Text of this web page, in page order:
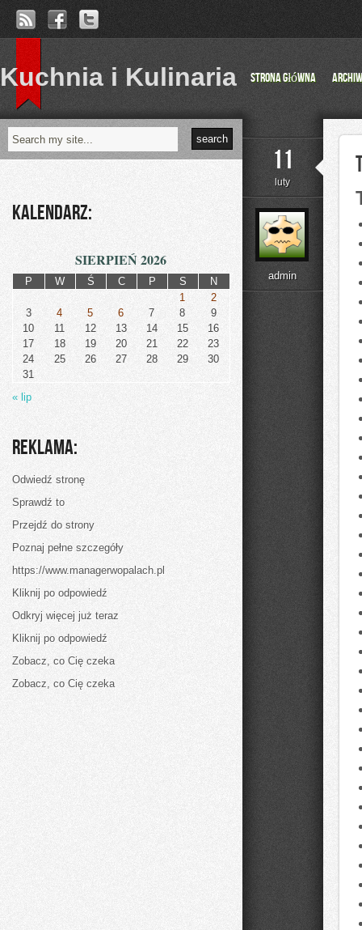
Kuchnia i Kulinaria Strona główna
11
luty
admin
Kalendarz:
SIERPIEŃ 2026
P W Ś C P S
N
1
2
3
4 5 6 7 8
9
10
11 12 13 14 15
16
17
18 19 20 21 22
23
24
25 26 27 28 29
30
31
« lip
Reklama:
Odwiedź stronę
Sprawdź to
Przejdź do strony
Poznaj pełne szczegóły
https://www.managerwopalach.pl
Kliknij po odpowiedź
Odkryj więcej już teraz
Kliknij po odpowiedź
Zobacz, co Cię czeka
Zobacz, co Cię czeka